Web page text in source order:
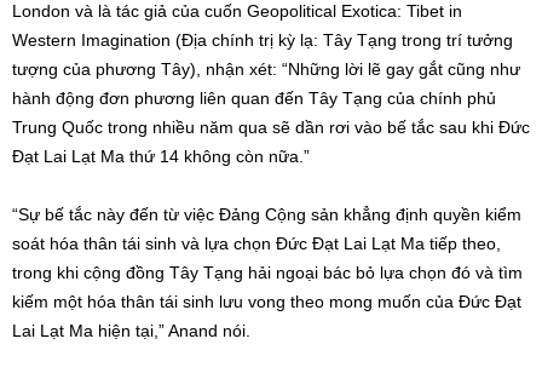
London và là tác giả của cuốn Geopolitical Exotica: Tibet in
Western Imagination (Địa chính trị kỳ lạ: Tây Tạng trong trí tưởng
tượng của phương Tây), nhận xét: “Những lời lẽ gay gắt cũng như
hành động đơn phương liên quan đến Tây Tạng của chính phủ
Trung Quốc trong nhiều năm qua sẽ dần rơi vào bế tắc sau khi Đức
Đạt Lai Lạt Ma thứ 14 không còn nữa.”
“Sự bế tắc này đến từ việc Đảng Cộng sản khẳng định quyền kiểm
soát hóa thân tái sinh và lựa chọn Đức Đạt Lai Lạt Ma tiếp theo,
trong khi cộng đồng Tây Tạng hải ngoại bác bỏ lựa chọn đó và tìm
kiếm một hóa thân tái sinh lưu vong theo mong muốn của Đức Đạt
Lai Lạt Ma hiện tại,” Anand nói.